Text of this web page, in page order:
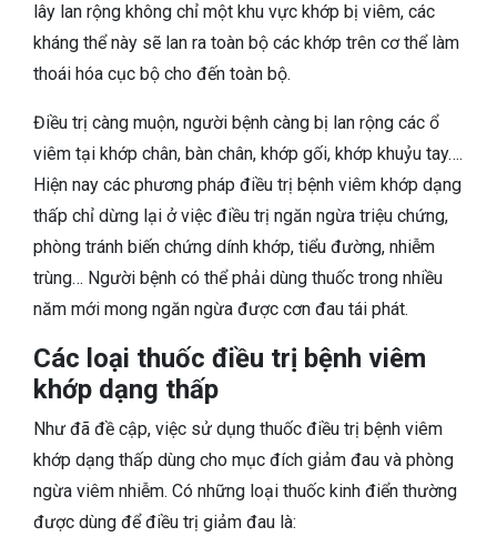
lây lan rộng không chỉ một khu vực khớp bị viêm, các
kháng thể này sẽ lan ra toàn bộ các khớp trên cơ thể làm
thoái hóa cục bộ cho đến toàn bộ.
Điều trị càng muộn, người bệnh càng bị lan rộng các ổ
viêm tại khớp chân, bàn chân, khớp gối, khớp khuỷu tay….
Hiện nay các phương pháp điều trị bệnh viêm khớp dạng
thấp chỉ dừng lại ở việc điều trị ngăn ngừa triệu chứng,
phòng tránh biến chứng dính khớp, tiểu đường, nhiễm
trùng… Người bệnh có thể phải dùng thuốc trong nhiều
năm mới mong ngăn ngừa được cơn đau tái phát.
Các loại thuốc điều trị bệnh viêm
khớp dạng thấp
Như đã đề cập, việc sử dụng thuốc điều trị bệnh viêm
khớp dạng thấp dùng cho mục đích giảm đau và phòng
ngừa viêm nhiễm. Có những loại thuốc kinh điển thường
được dùng để điều trị giảm đau là: